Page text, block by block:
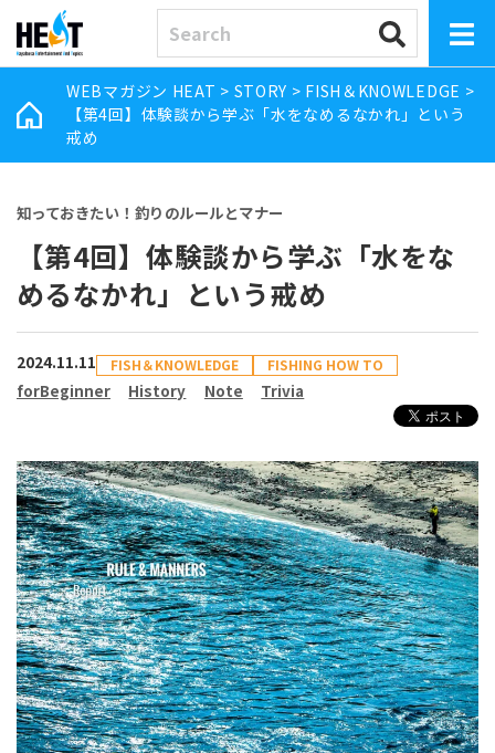
WEBマガジン HEAT > STORY > FISH＆KNOWLEDGE >
【第4回】体験談から学ぶ「水をなめるなかれ」という
戒め
知っておきたい！釣りのルールとマナー
【第4回】体験談から学ぶ「水をな
めるなかれ」という戒め
2024.11.11 FISH＆KNOWLEDGE FISHING HOW TO
forBeginner History Note Trivia